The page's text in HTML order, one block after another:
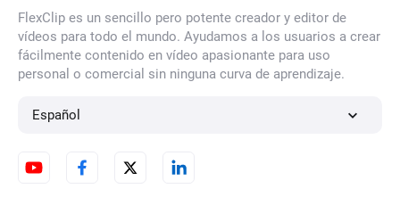
FlexClip es un sencillo pero potente creador y editor de
vídeos para todo el mundo. Ayudamos a los usuarios a crear
fácilmente contenido en vídeo apasionante para uso
personal o comercial sin ninguna curva de aprendizaje.
Español